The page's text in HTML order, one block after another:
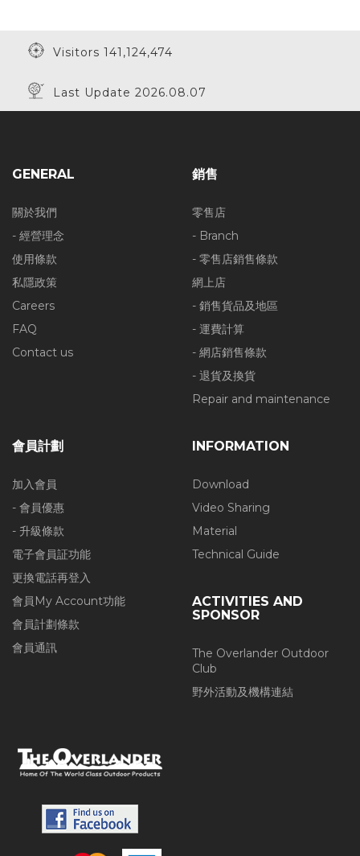
Visitors 141,124,474
Last Update 2026.08.07
GENERAL
關於我們
- 經營理念
使用條款
私隱政策
Careers
FAQ
Contact us
銷售
零售店
- Branch
- 零售店銷售條款
網上店
- 銷售貨品及地區
- 運費計算
- 網店銷售條款
- 退貨及換貨
Repair and maintenance
會員計劃
加入會員
- 會員優惠
- 升級條款
電子會員証功能
更換電話再登入
會員My Account功能
會員計劃條款
會員通訊
INFORMATION
Download
Video Sharing
Material
Technical Guide
ACTIVITIES AND
SPONSOR
The Overlander Outdoor
Club
野外活動及機構連結